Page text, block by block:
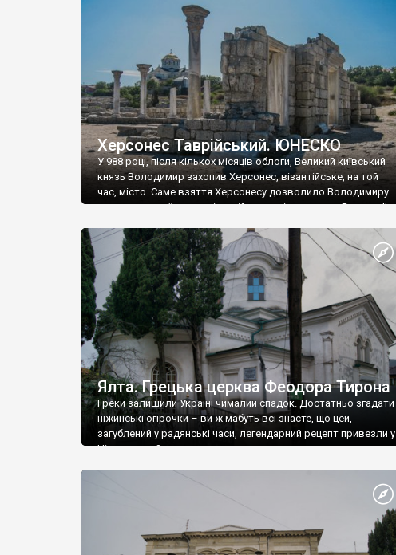
візантійської доби. Раритети викрадені з фондів об’єкту
культурної спадщини ЮНЕСКО «Херсонеса Таврійського».
Офіційно – на виставку «Золото Візантії», але експерти та
влада в Україні вважають це лише […]
Херсонес Таврійський. ЮНЕСКО
У 988 році, після кількох місяців облоги, Великий київський
князь Володимир захопив Херсонес, візантійське, на той
час, місто. Саме взяття Херсонесу дозволило Володимиру
диктувати свої умови візантійському імператору Василю ІІ,
Херсонесі Володимир-язичник, став Василем-
християнином. А потім було Хрещення Русі. На честь
Херсонесу Таврійського названо місто […]
Ялта. Грецька церква Феодора Тирона
Греки залишили Україні чималий спадок. Достатньо згадати
ніжинські огірочки – ви ж мабуть всі знаєте, що цей,
загублений у радянські часи, легендарний рецепт привезли у
Ніжин греки?